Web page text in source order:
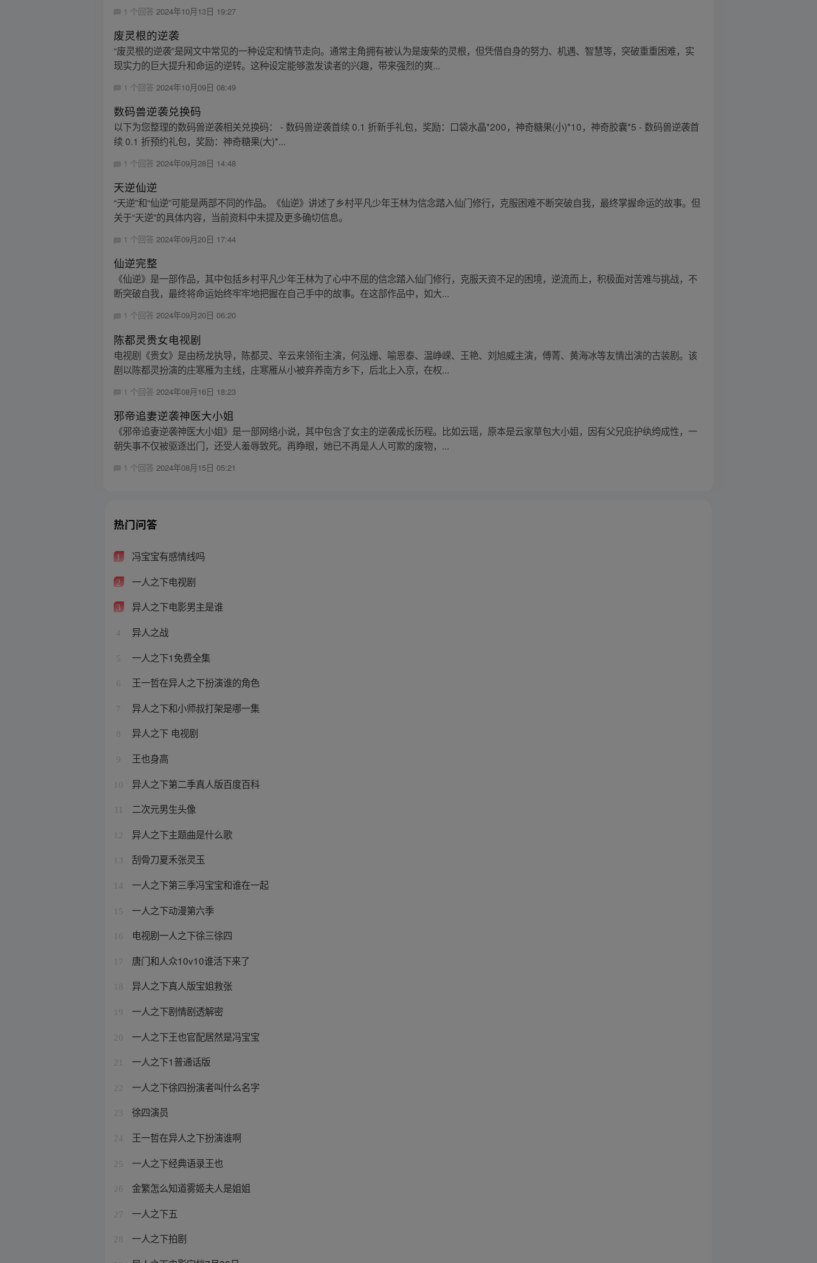
1 个回答 2024年10月13日 19:27
废灵根的逆袭
“废灵根的逆袭”是网文中常见的一种设定和情节走向。通常主角拥有被认为是废柴的灵根，但凭借自身的努力、机遇、智慧等，突破重重困难，实
现实力的巨大提升和命运的逆转。这种设定能够激发读者的兴趣，带来强烈的爽...
1 个回答 2024年10月09日 08:49
数码兽逆袭兑换码
以下为您整理的数码兽逆袭相关兑换码： - 数码兽逆袭首续 0.1 折新手礼包，奖励：口袋水晶*200，神奇糖果(小)*10，神奇胶囊*5 - 数码兽逆袭首
续 0.1 折预约礼包，奖励：神奇糖果(大)*...
1 个回答2024年09月28日 14:48
天逆仙逆
“天逆”和“仙逆”可能是两部不同的作品。《仙逆》讲述了乡村平凡少年王林为信念踏入仙门修行，克服困难不断突破自我，最终掌握命运的故事。但
关于“天逆”的具体内容，当前资料中未提及更多确切信息。
1 个回答2024年09月20日 17:44
仙逆完整
《仙逆》是一部作品，其中包括乡村平凡少年王林为了心中不屈的信念踏入仙门修行，克服天资不足的困境，逆流而上，积极面对苦难与挑战，不
断突破自我，最终将命运始终牢牢地把握在自己手中的故事。在这部作品中，如大...
1 个回答2024年09月20日 06:20
陈都灵贵女电视剧
电视剧《贵女》是由杨龙执导，陈都灵、辛云来领衔主演，何泓姗、喻恩泰、温峥嵘、王艳、刘旭威主演，傅菁、黄海冰等友情出演的古装剧。该
剧以陈都灵扮演的庄寒雁为主线，庄寒雁从小被弃养南方乡下，后北上入京，在权...
1 个回答 2024年08月16日 18:23
邪帝追妻逆袭神医大小姐
《邪帝追妻逆袭神医大小姐》是一部网络小说，其中包含了女主的逆袭成长历程。比如云瑶，原本是云家草包大小姐，因有父兄庇护纨绔成性，一
朝失事不仅被驱逐出门，还受人羞辱致死。再睁眼，她已不再是人人可欺的废物，...
1 个回答 2024年08月15日 05:21
热门问答
1 冯宝宝有感情线吗
2 一人之下电视剧
3 异人之下电影男主是谁
4 异人之战
5 一人之下1免费全集
6 王一哲在异人之下扮演谁的角色
7 异人之下和小师叔打架是哪一集
8 异人之下 电视剧
9 王也身高
10 异人之下第二季真人版百度百科
二次元男生头像
12 异人之下主题曲是什么歌
13 刮骨刀夏禾张灵玉
14 一人之下第三季冯宝宝和谁在一起
15 一人之下动漫第六季
16 电视剧一人之下徐三徐四
17 唐门和人众10v10谁活下来了
18 异人之下真人版宝姐救张
19 一人之下剧情剧透解密
20 一人之下王也官配居然是冯宝宝
21 一人之下1普通话版
22 一人之下徐四扮演者叫什么名字
23 徐四演员
24 王一哲在异人之下扮演谁啊
25 一人之下经典语录王也
26 金繁怎么知道雾姬夫人是姐姐
27 一人之下五
28 一人之下拍剧